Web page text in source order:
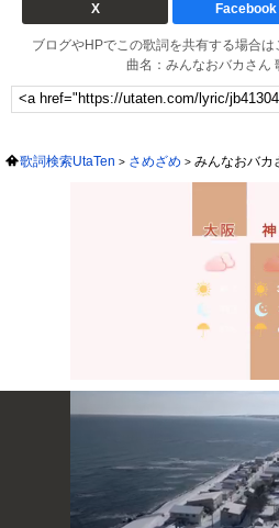
X Facebook
ブログやHPでこの歌詞を共有する場合
曲名：みんなおバカさん
歌詞検索UtaTen さめざめ みんなおバカ